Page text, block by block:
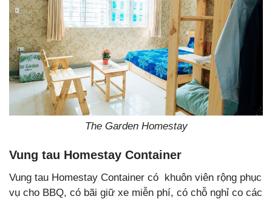
The Garden Homestay
Vung tau Homestay Container
Vung tau Homestay Container có khuôn viên rộng phục
vụ cho BBQ, có bãi giữ xe miễn phí, có chỗ nghỉ co các